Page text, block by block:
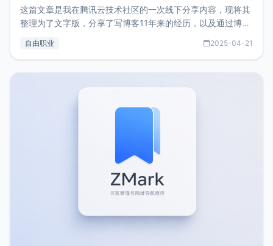
这篇文章是我在腾讯云技术社区的一次线下分享内容，现将其
整理为了文字版，分享了写博客11年来的经历，以及通过博客
了我的首个产品ImgURL的真实数据和产品现状。自我介绍大
自由职业 2025-04-21